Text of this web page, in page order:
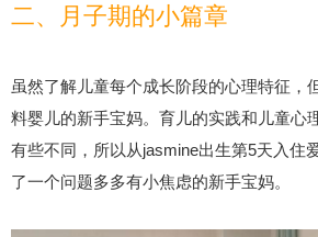
二、月子期的小篇章
虽然了解儿童每个成长阶段的心理特征，
料婴儿的新手宝妈。育儿的实践和儿童心
有些不同，所以从jasmine出生第5天入住
了一个问题多多有小焦虑的新手宝妈。